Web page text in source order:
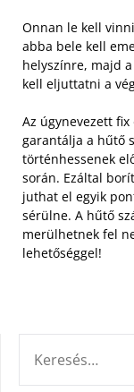
Onnan le kell
abba bele kell
helyszínre, majd
kell eljuttatni a
Az úgynevezett
garantálja a hűtő
történhessenek
során. Ezáltal
juthat el egyik
sérülne. A hűtő
merülhetnek fel
lehetőséggel!